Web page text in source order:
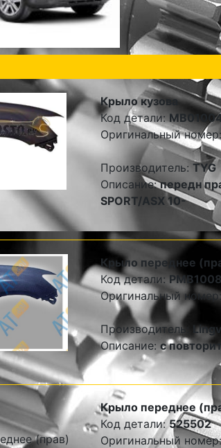
Крыло кузова
Код детали:
Оригинальный номер:
Производитель: TYG
Описание:передн
SPORT/ASX 10-
Крыло переднее
Код детали:
Оригинальный
Производитель:
Описание:с
Крыло переднее
Код детали: 525502
Оригинальный номер: